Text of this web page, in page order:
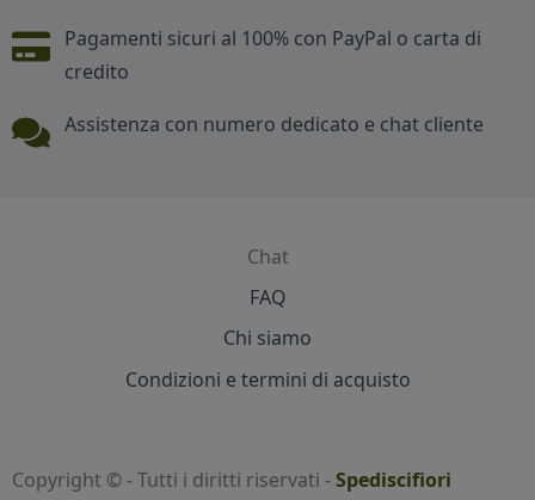
Pagamenti sicuri al 100% con PayPal o carta di
credito
Assistenza con numero dedicato e chat cliente
Chat
FAQ
Chi siamo
Condizioni e termini di acquisto
Copyright © - Tutti i diritti riservati -Spediscifiori